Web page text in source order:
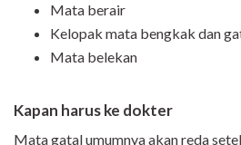
Mata berair
Kelopak mata bengkak dan
Mata belekan
Kapan harus ke dokter
Mata gatal umumnya akan reda